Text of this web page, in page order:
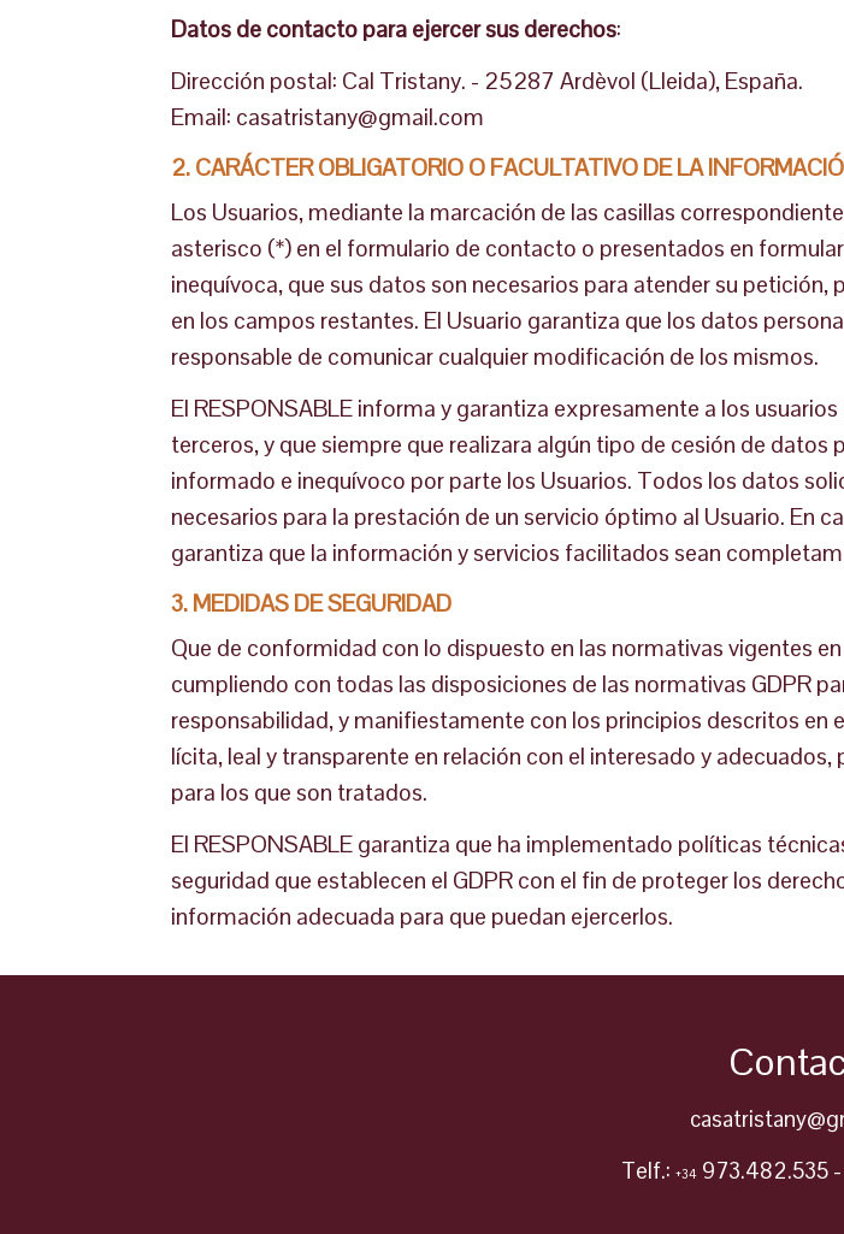
Datos de contacto para ejercer sus derechos:
Dirección postal: Cal Tristany. - 25287 Ardèvol (Lleida), España.
Email: casatristany@gmail.com
2. CARÁCTER OBLIGATORIO O FACULTATIVO DE LA
Los Usuarios, mediante la marcación de las casillas
asterisco (*) en el formulario de contacto o presentados en
inequívoca, que sus datos son necesarios para atender su
en los campos restantes. El Usuario garantiza que los datos
responsable de comunicar cualquier modificación de los mismos.
El RESPONSABLE informa y garantiza expresamente a los
terceros, y que siempre que realizara algún tipo de cesión de
informado e inequívoco por parte los Usuarios. Todos los datos
necesarios para la prestación de un servicio óptimo al Usuario. En
garantiza que la información y servicios facilitados sean
3. MEDIDAS DE SEGURIDAD
Que de conformidad con lo dispuesto en las normativas vigentes
cumpliendo con todas las disposiciones de las normativas GDPR
responsabilidad, y manifiestamente con los principios descritos en
lícita, leal y transparente en relación con el interesado y
para los que son tratados.
El RESPONSABLE garantiza que ha implementado políticas
seguridad que establecen el GDPR con el fin de proteger los
información adecuada para que puedan ejercerlos.
Telf.: +34973.482.535 -